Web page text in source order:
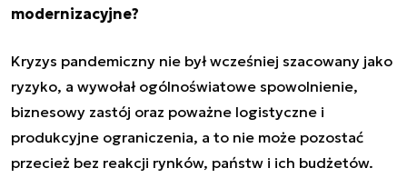
modernizacyjne?
Kryzys pandemiczny nie był wcześniej szacowany jako
ryzyko, a wywołał ogólnoświatowe spowolnienie,
biznesowy zastój oraz poważne logistyczne i
produkcyjne ograniczenia, a to nie może pozostać
przecież bez reakcji rynków, państw i ich budżetów.